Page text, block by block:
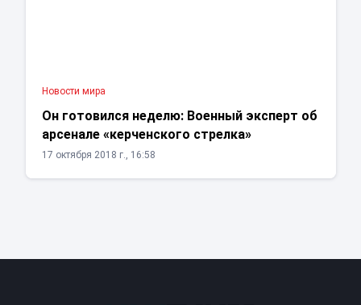
Новости мира
Он готовился неделю: Военный эксперт об
арсенале «керченского стрелка»
17 октября 2018 г., 16:58